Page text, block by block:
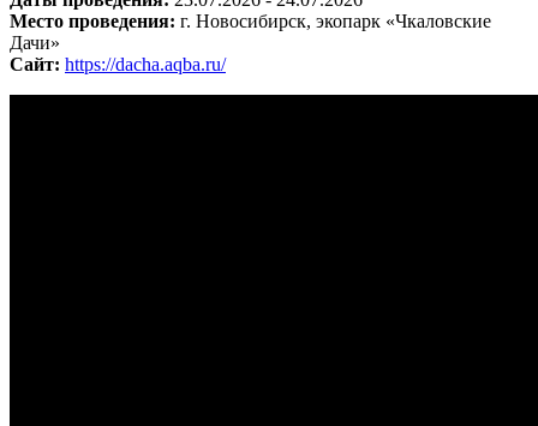
Место проведения: г. Новосибирск, экопарк «Чкаловские
Дачи»
Сайт: https://dacha.aqba.ru/